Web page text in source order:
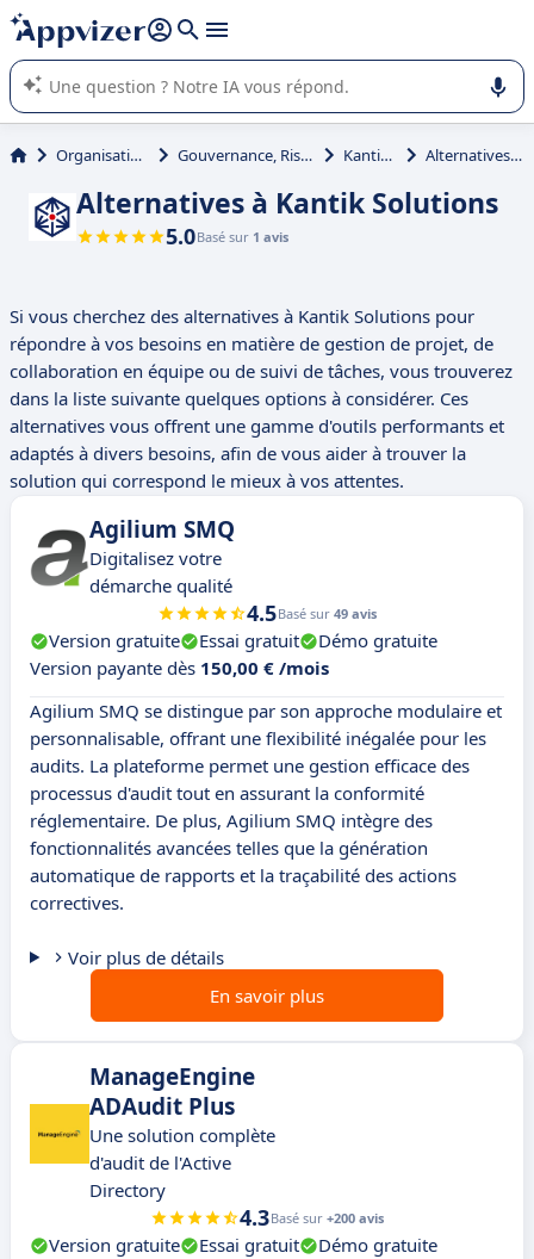
répondre (plusieurs lignes avec
L'IA de Appvizer vous guide dans l'utilisation ou la sélection de
logiciel SaaS en entreprise.
Organisation et planification Gouvernance, Risques & Conformité (GRC) Kantik Solutions Alternatives à Kantik Solutions
Alternatives à Kantik Solutions
5.0Basé sur 1 avis
Si vous cherchez des alternatives à Kantik Solutions pour
répondre à vos besoins en matière de gestion de projet, de
collaboration en équipe ou de suivi de tâches, vous trouverez
dans la liste suivante quelques options à considérer. Ces
alternatives vous offrent une gamme d'outils performants et
adaptés à divers besoins, afin de vous aider à trouver la
solution qui correspond le mieux à vos attentes.
Agilium SMQ
Digitalisez votre
démarche qualité
4.5Basé sur 49 avis
Version gratuite Essai gratuit
Démo gratuite
Version payante dès 150,00 € /mois
Agilium SMQ se distingue par son approche modulaire et
personnalisable, offrant une flexibilité inégalée pour les
audits. La plateforme permet une gestion efficace des
processus d'audit tout en assurant la conformité
réglementaire. De plus, Agilium SMQ intègre des
fonctionnalités avancées telles que la génération
automatique de rapports et la traçabilité des actions
correctives.
Voir plus de détails
En savoir plus
ManageEngine
ADAudit Plus
Une solution complète
d'audit de l'Active
Directory
4.3Basé sur +200 avis
Version gratuite Essai gratuit
Démo gratuite